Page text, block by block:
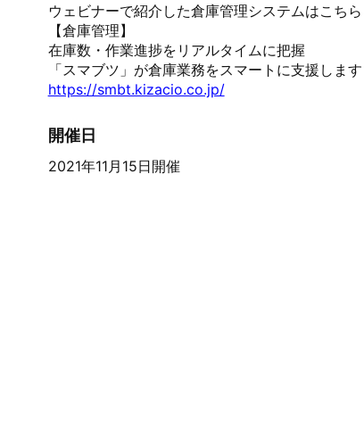
ウェビナーで紹介した倉庫管理システムはこち
【倉庫管理】
在庫数・作業進捗をリアルタイムに把握
https://smbt.kizacio.co.jp/
開催日
2021年11月15日開催